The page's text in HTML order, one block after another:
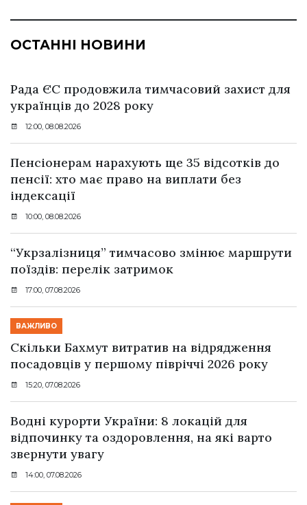
ОСТАННІ НОВИНИ
Рада ЄС продовжила тимчасовий захист для
українців до 2028 року
12:00, 08.08.2026
Пенсіонерам нарахують ще 35 відсотків до
пенсії: хто має право на виплати без
індексації
10:00, 08.08.2026
“Укрзалізниця” тимчасово змінює маршрути
поїздів: перелік затримок
17:00, 07.08.2026
ВАЖЛИВО
Скільки Бахмут витратив на відрядження
посадовців у першому півріччі 2026 року
15:20, 07.08.2026
Водні курорти України: 8 локацій для
відпочинку та оздоровлення, на які варто
звернути увагу
14:00, 07.08.2026